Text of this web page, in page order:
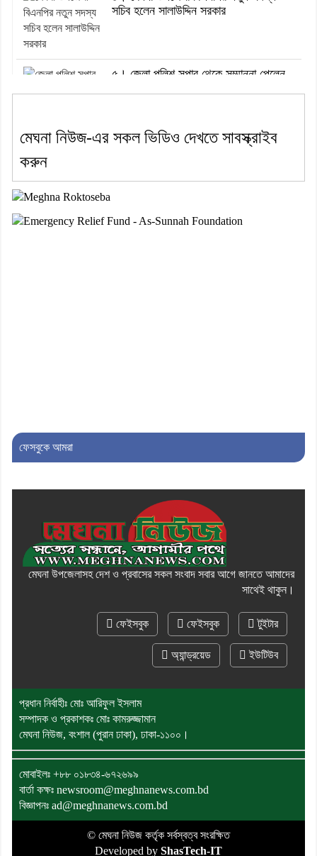
সচিব হলেন সালাউদ্দিন সরকার
৫। জেলা পুলিশ সুপার থেকে সম্মাননা পেলেন
৬। দাউদকান্দিতে উপজেলা আইন-শৃঙ্খলা
নিলেন ড. খন্দকার মারুফ হোসেন
চেষ্টা ও প্রাণনাশের হুমকির অভিযোগ
মেঘনা নিউজ-এর সকল ভিডিও দেখতে সাবস্ক্রাইব
করুন
ফেসবুকে আমরা
মেঘনা উপজেলাসহ দেশ ও প্রবাসের সকল সংবাদ সবার আগে জানতে আমাদের
সাথেই থাকুন।
ফেইসবুক ফেইসবুক টুইটার
অ্যান্ড্রয়েড ইউটিউব
প্রধান নির্বাহীঃ মোঃ আরিফুল ইসলাম
সম্পাদক ও প্রকাশকঃ মোঃ কামরুজ্জামান
মেঘনা নিউজ, বংশাল (পুরান ঢাকা), ঢাকা-১১০০।
মোবাইলঃ +৮৮ ০১৮৩৪-৬৭২৬৯৯
বার্তা কক্ষঃ newsroom@meghnanews.com.bd
বিজ্ঞাপনঃ ad@meghnanews.com.bd
© মেঘনা নিউজ কর্তৃক সর্বস্বত্ব সংরক্ষিত
Developed by ShasTech-IT